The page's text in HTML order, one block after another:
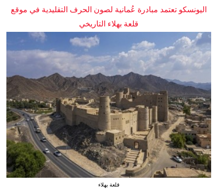
اليونسكو تعتمد مبادرة عُمانية لصون الحرف التقليدية في موقع
قلعة بهلاء التاريخي
قلعة بهلاء